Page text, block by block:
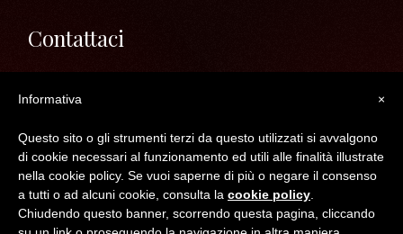
Contattaci
30020 Noventa di Piave (VE)
Mail: info@longatopianoforti.it
ORARI DEL NEGOZIO
©2016 Longato Pianoforti di Longato Jean Marie & c. s.n.c. - C.F. /P.IVA /R.I.
×
Informativa
Questo sito o gli strumenti terzi da questo utilizzati si avvalgono
di cookie necessari al funzionamento ed utili alle finalità illustrate
nella cookie policy. Se vuoi saperne di più o negare il consenso
a tutti o ad alcuni cookie, consulta la cookie policy
Chiudendo questo banner, scorrendo questa pagina, cliccando